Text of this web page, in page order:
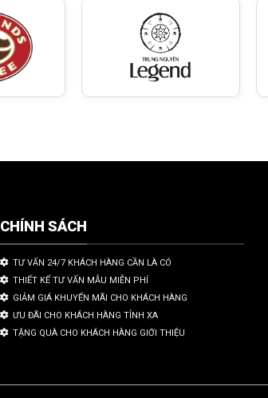
CHÍNH SÁCH
TƯ VẤN 24/7 KHÁCH HÀNG CẦN LÀ CÓ
THIẾT KẾ TƯ VẤN MẪU MIỄN PHÍ
GIẢM GIÁ KHUYẾN MÃI CHO KHÁCH HÀNG
ƯU ĐÃI CHO KHÁCH HÀNG TỈNH XA
TẶNG QUÀ CHO KHÁCH HÀNG GIỚI THIỆU